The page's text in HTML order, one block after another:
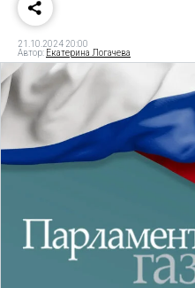
21.10.2024 20:00
Автор: Екатерина Логачева